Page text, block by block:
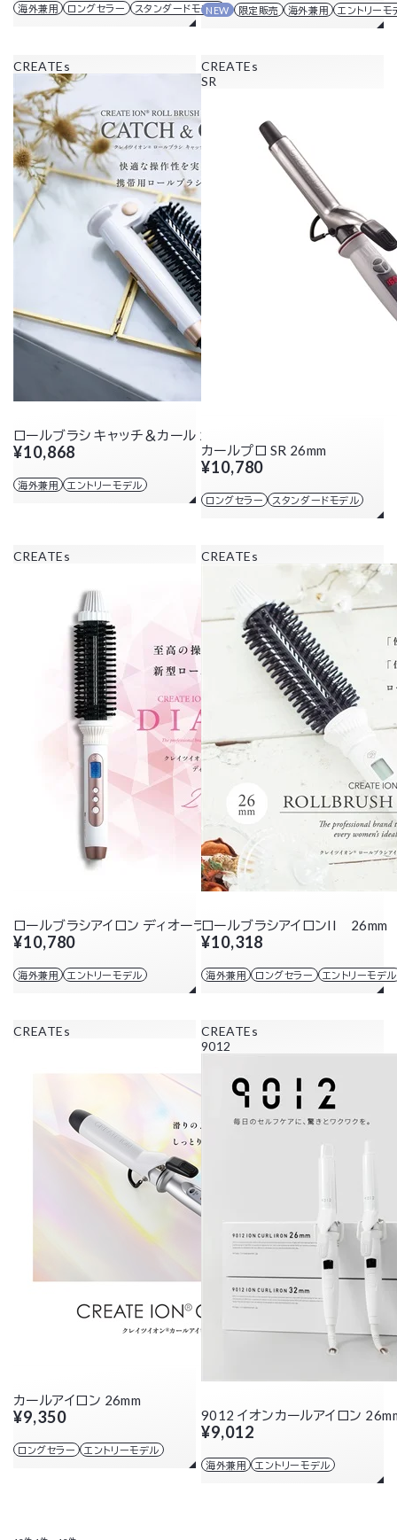
海外兼用 ロングセラー スタンダードモデル
NEW 限定販売 海外兼用 エントリーモ
CREATEs
ロールブラシ キャッチ＆カール 26mm
¥10,868
海外兼用 エントリーモデル
CREATEs
SR
カールプロ SR 26mm
¥10,780
ロングセラー スタンダードモデル
CREATEs
ロールブラシアイロン ディオーラ 26mm
¥10,780
海外兼用 エントリーモデル
CREATEs
ロールブラシアイロンII 26mm
¥10,318
海外兼用 ロングセラー エントリーモデル
CREATEs
カールアイロン 26mm
¥9,350
ロングセラー エントリーモデル
CREATEs
9012
9012 イオンカールアイロン
¥9,012
海外兼用 エントリーモデル